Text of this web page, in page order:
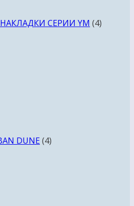
СЕРИИ YM 4
DUNE 4